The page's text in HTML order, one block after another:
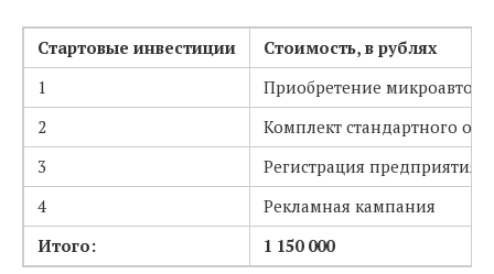
Стартовые инвестиции
Стоимость, в рублях
1
Приобретение
2
Комплект стандартного
3
Регистрация предприятия
4
Рекламная кампания
Итого:
1 150 000